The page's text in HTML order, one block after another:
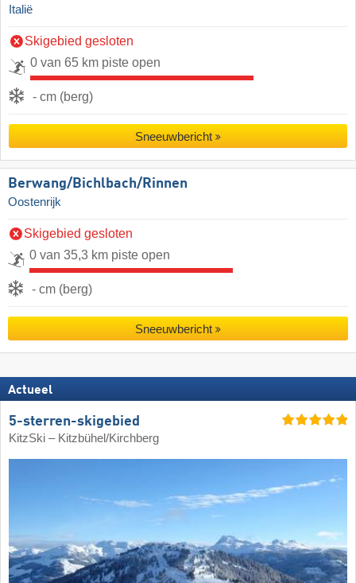
Italië
Skigebied gesloten
0 van 65 km piste open
- cm (berg)
Sneeuwbericht
Berwang/​Bichlbach/​Rinnen
Oostenrijk
Skigebied gesloten
0 van 35,3 km piste open
- cm (berg)
Sneeuwbericht
Actueel
5-sterren-skigebied
KitzSki – Kitzbühel/​Kirchberg